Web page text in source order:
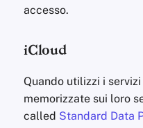
accesso.
iCloud
Quando utilizzi i
memorizzate sui loro
called Standard Data